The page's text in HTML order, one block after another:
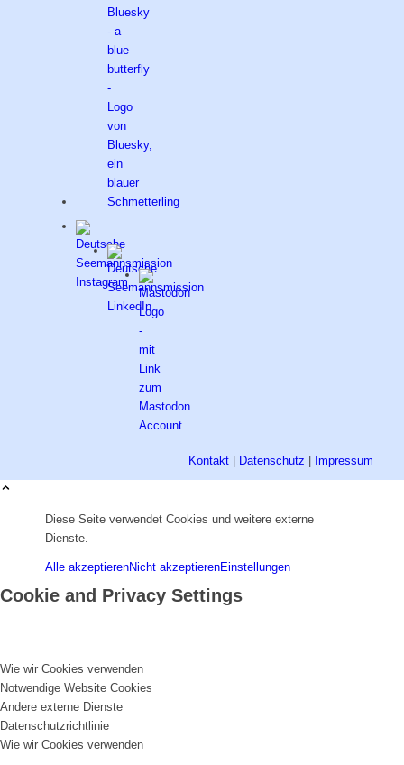
Kontakt Datenschutz Impressum
Diese Seite verwendet Cookies und weitere externe
Dienste.
Alle akzeptierenNicht akzeptierenEinstellungen
Cookie and Privacy Settings
Wie wir Cookies verwenden
Notwendige Website Cookies
Andere externe Dienste
Datenschutzrichtlinie
Wie wir Cookies verwenden